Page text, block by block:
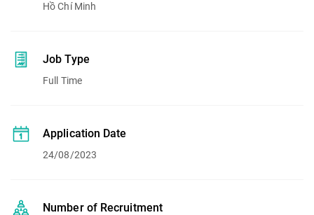
Hồ Chí Minh
Job Type
Full Time
Application Date
24/08/2023
Number of Recruitment